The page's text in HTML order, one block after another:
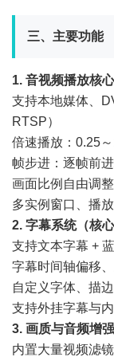
三、主要功能
1. 音视频播放核
支持本地媒体、
RTSP）
倍速播放：0.25
帧步进：逐帧前
画面比例自由调
多实例窗口、播
2. 字幕系统（核心
支持文本字幕 +
字幕时间轴偏移
自定义字体、描
支持外挂字幕与
3. 画质与音频增强
内置大量视频滤